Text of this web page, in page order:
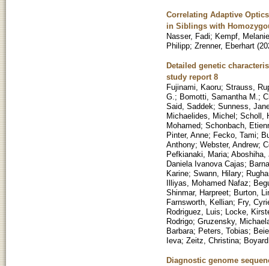
Correlating Adaptive
in Siblings with
Nasser, Fadi; Kempf, Melanie
Philipp; Zrenner, Eberhart (
Detailed genetic
study report 8
Fujinami, Kaoru; Strauss,
G. ; Bomotti, Samantha M. ;
Said, Saddek; Sunness,
Michaelides, Michel; Scholl,
Mohamed; Schonbach,
Pinter, Anne; Fecko, Tami;
Anthony; Webster, Andrew;
Pefkianaki, Maria; Aboshiha,
Daniela Ivanova Cajas;
Karine; Swann, Hilary;
Illiyas, Mohamed Nafaz;
Shinmar, Harpreet; Burton,
Farnsworth, Kellian; Fry,
Rodriguez, Luis; Locke,
Rodrigo; Gruzensky,
Barbara; Peters, Tobias;
Ieva; Zeitz, Christina;
Diagnostic genome